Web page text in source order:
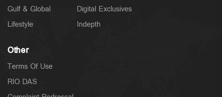
Gulf & Global
Lifestyle
Digital Exclusives
Indepth
Other
Terms Of Use
RIO DAS